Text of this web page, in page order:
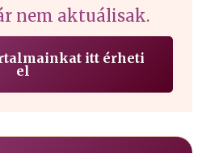
nem aktuálisak.
itt érheti
el